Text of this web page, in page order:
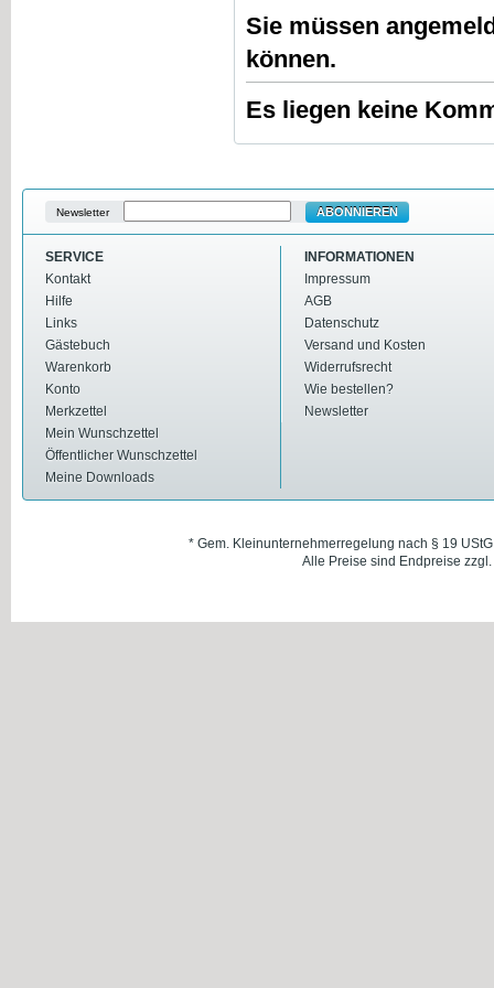
Sie müssen
können.
Es liegen keine
Newsletter ABONNIEREN
SERVICE
Kontakt
Hilfe
Links
Gästebuch
Warenkorb
Konto
Merkzettel
Mein Wunschzettel
Öffentlicher Wunschzettel
Meine Downloads
INFORMATIONEN
Impressum
AGB
Datenschutz
Versand und Kosten
Widerrufsrecht
Wie bestellen?
Newsletter
* Gem. Kleinunternehmerregelung nach § 19
Alle Preise sind Endpreise